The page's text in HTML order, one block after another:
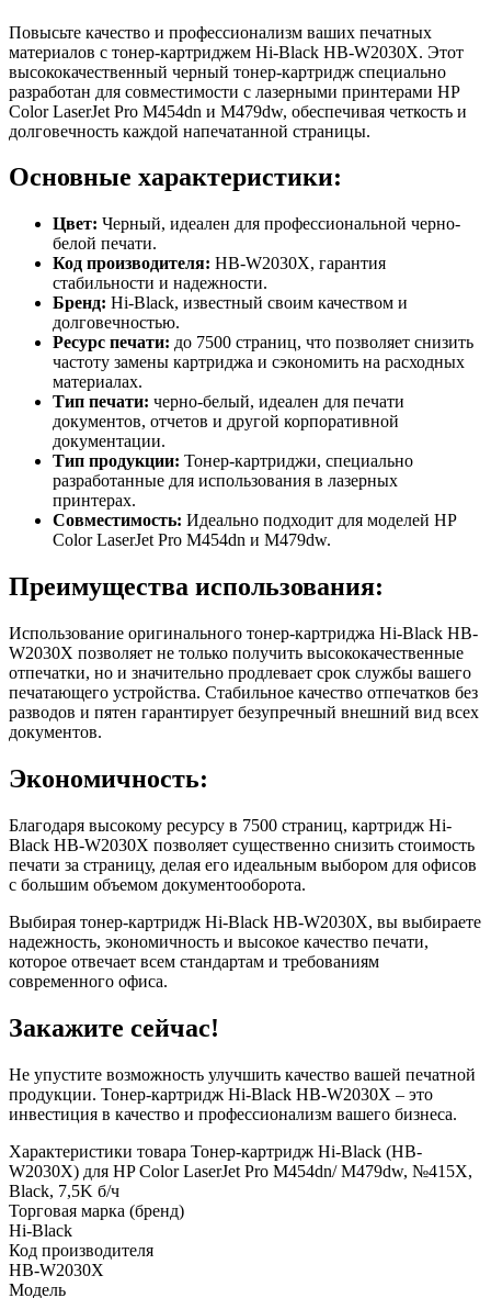
Повысьте качество и профессионализм ваших печатных
материалов с тонер-картриджем Hi-Black HB-W2030X. Этот
высококачественный черный тонер-картридж специально
разработан для совместимости с лазерными принтерами HP
Color LaserJet Pro M454dn и M479dw, обеспечивая четкость и
долговечность каждой напечатанной страницы.
Основные характеристики:
Цвет: Черный, идеален для профессиональной черно-
белой печати.
Код производителя: HB-W2030X, гарантия
стабильности и надежности.
Бренд: Hi-Black, известный своим качеством и
долговечностью.
Ресурс печати: до 7500 страниц, что позволяет снизить
частоту замены картриджа и сэкономить на расходных
материалах.
Тип печати: черно-белый, идеален для печати
документов, отчетов и другой корпоративной
документации.
Тип продукции: Тонер-картриджи, специально
разработанные для использования в лазерных
принтерах.
Совместимость: Идеально подходит для моделей HP
Color LaserJet Pro M454dn и M479dw.
Преимущества использования:
Использование оригинального тонер-картриджа Hi-Black HB-
W2030X позволяет не только получить высококачественные
отпечатки, но и значительно продлевает срок службы вашего
печатающего устройства. Стабильное качество отпечатков без
разводов и пятен гарантирует безупречный внешний вид всех
документов.
Экономичность:
Благодаря высокому ресурсу в 7500 страниц, картридж Hi-
Black HB-W2030X позволяет существенно снизить стоимость
печати за страницу, делая его идеальным выбором для офисов
с большим объемом документооборота.
Выбирая тонер-картридж Hi-Black HB-W2030X, вы выбираете
надежность, экономичность и высокое качество печати,
которое отвечает всем стандартам и требованиям
современного офиса.
Закажите сейчас!
Не упустите возможность улучшить качество вашей печатной
продукции. Тонер-картридж Hi-Black HB-W2030X – это
инвестиция в качество и профессионализм вашего бизнеса.
Характеристики товара Тонер-картридж Hi-Black (HB-
W2030X) для HP Color LaserJet Pro M454dn/ M479dw, №415X,
Black, 7,5K б/ч
Торговая марка (бренд)
Hi-Black
Код производителя
HB-W2030X
Модель